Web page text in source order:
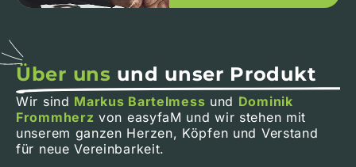
Über uns und unser Produkt
Wir sind Markus Bartelmess und Dominik
Frommherz von easyfaM und wir stehen mit
unserem ganzen Herzen, Köpfen und Verstand
für neue Vereinbarkeit.